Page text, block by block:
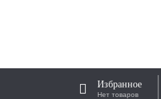
Избранное
Нет товаров